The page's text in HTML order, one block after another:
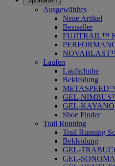
Ausgewähltes
Neue Artikel
Bestseller
FUJITRAIL™
Laufen
Laufschuhe
Bekleidung
GEL-
GEL-
Shoe Finder
Trail Running
Trail Running
Bekleidung
GEL-
GEL-